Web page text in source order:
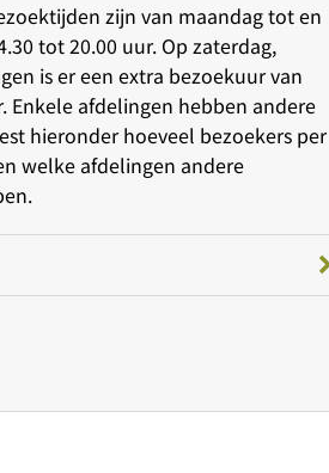
zijn van maandag tot en
tot 20.00 uur. Op zaterdag,
is er een extra bezoekuur van
Enkele afdelingen hebben andere
hieronder hoeveel bezoekers per
welke afdelingen andere